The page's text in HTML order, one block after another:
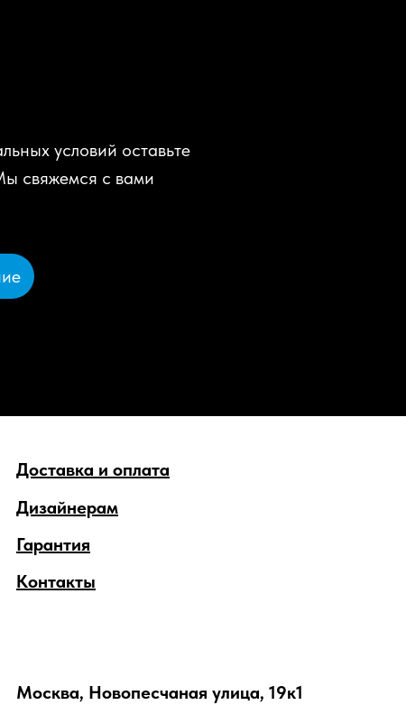
условий оставьте
свяжемся с вами
Дизайнерам
Доставка и оплата
Гарантия
Контакты
Москва, Новопесчаная улица, 19к1